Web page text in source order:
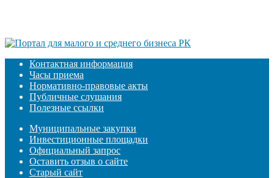
Контактная информация
Часы приема
Нормативно-правовые акты
Публичные слушания
Полезные ссылки
Муниципальные закупки
Инвестиционные площадки
Официальный запрос
Оставить отзыв о сайте
Старый сайт